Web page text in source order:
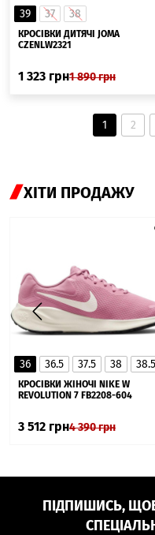
39 37 38
КРОСІВКИ ДИТЯЧІ JOMA
CZENLW2321
1 323 грн1 890грн
1 2
ХІТИ ПРОДАЖУ
36 36.5 37.5 38 38.5
КРОСІВКИ ЖІНОЧІ NIKE W
REVOLUTION 7 FB2208-604
3 512 грн4 390грн
ПІДПИШИСЬ,